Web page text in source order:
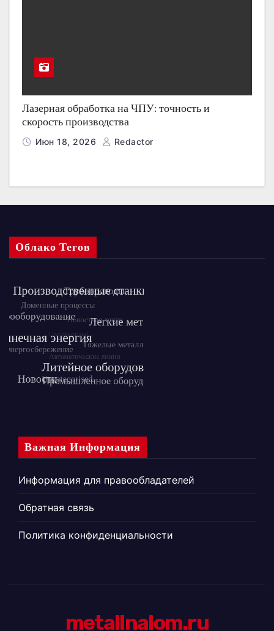
Лазерная обработка на ЧПУ: точность и
скорость производства
Июн 18, 2026 Redactor
Облако Тегов
Важная Информация
Информация для правообладателей
Обратная связь
Политика конфиденциальности
metallnalom.ru